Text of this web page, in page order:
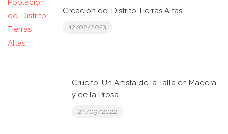
Creación del Distrito Tierras Altas
12/02/2023
Crucito, Un Artista de la Talla en Madera
y de la Prosa
24/09/2022